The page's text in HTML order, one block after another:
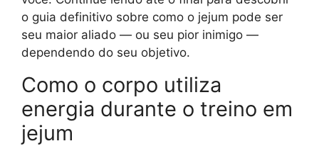
o guia definitivo sobre como o jejum pode ser
seu maior aliado — ou seu pior inimigo —
dependendo do seu objetivo.
Como o corpo utiliza
energia durante o treino em
jejum